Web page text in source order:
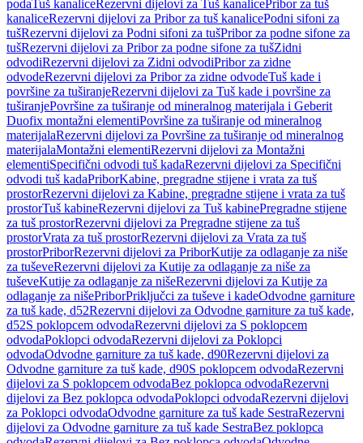
podaTuš kanaliceRezervni dijelovi za Tuš kanalicePribor za tuš
kanaliceRezervni dijelovi za Pribor za tuš kanalicePodni sifoni za
tušRezervni dijelovi za Podni sifoni za tušPribor za podne sifone za
tušRezervni dijelovi za Pribor za podne sifone za tušZidni
odvodiRezervni dijelovi za Zidni odvodiPribor za zidne
odvodeRezervni dijelovi za Pribor za zidne odvodeTuš kade i
površine za tuširanjeRezervni dijelovi za Tuš kade i površine za
tuširanjePovršine za tuširanje od mineralnog materijala i Geberit
Duofix montažni elementiPovršine za tuširanje od mineralnog
materijalaRezervni dijelovi za Površine za tuširanje od mineralnog
materijalaMontažni elementiRezervni dijelovi za Montažni
elementiSpecifični odvodi tuš kadaRezervni dijelovi za Specifični
odvodi tuš kadaPriborKabine, pregradne stijene i vrata za tuš
prostorRezervni dijelovi za Kabine, pregradne stijene i vrata za tuš
prostorTuš kabineRezervni dijelovi za Tuš kabinePregradne stijene
za tuš prostorRezervni dijelovi za Pregradne stijene za tuš
prostorVrata za tuš prostorRezervni dijelovi za Vrata za tuš
prostorPriborRezervni dijelovi za PriborKutije za odlaganje za niše
za tuševeRezervni dijelovi za Kutije za odlaganje za niše za
tuševeKutije za odlaganje za nišeRezervni dijelovi za Kutije za
odlaganje za nišePriborPriključci za tuševe i kadeOdvodne garniture
za tuš kade, d52Rezervni dijelovi za Odvodne garniture za tuš kade,
d52S poklopcem odvodaRezervni dijelovi za S poklopcem
odvodaPoklopci odvodaRezervni dijelovi za Poklopci
odvodaOdvodne garniture za tuš kade, d90Rezervni dijelovi za
Odvodne garniture za tuš kade, d90S poklopcem odvodaRezervni
dijelovi za S poklopcem odvodaBez poklopca odvodaRezervni
dijelovi za Bez poklopca odvodaPoklopci odvodaRezervni dijelovi
za Poklopci odvodaOdvodne garniture za tuš kade SestraRezervni
dijelovi za Odvodne garniture za tuš kade SestraBez poklopca